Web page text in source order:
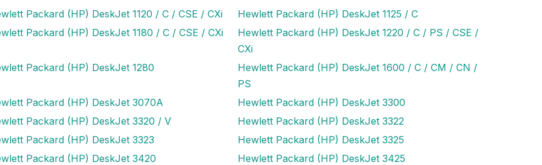
Packard (HP) DeskJet 1120 / C / CSE / CXi
Hewlett Packard (HP) DeskJet 1125 / C
Packard (HP) DeskJet 1180 / C / CSE / CXi
Hewlett Packard (HP) DeskJet 1220 / C / PS / CSE /
CXi
Packard (HP) DeskJet 1280
Hewlett Packard (HP) DeskJet 1600 / C / CM / CN /
PS
Packard (HP) DeskJet 3070A
Hewlett Packard (HP) DeskJet 3300
Packard (HP) DeskJet 3320 / V
Hewlett Packard (HP) DeskJet 3322
Packard (HP) DeskJet 3323
Hewlett Packard (HP) DeskJet 3325
Packard (HP) DeskJet 3420
Hewlett Packard (HP) DeskJet 3425